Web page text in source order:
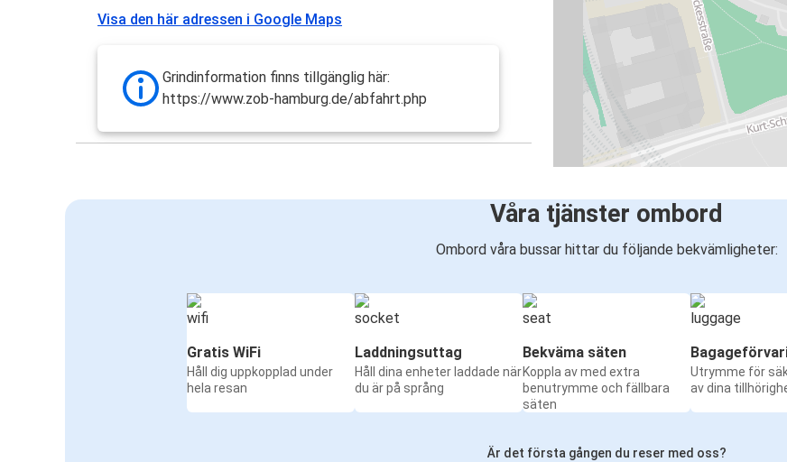
Visa den här adressen i Google Maps
Grindinformation finns tillgänglig här:
https://www.zob-hamburg.de/abfahrt.php
Våra tjänster ombord
Ombord våra bussar hittar du följande bekvämligheter:
Gratis WiFi
Håll dig uppkopplad under
hela resan
Laddningsuttag
Håll dina enheter laddade när
du är på språng
Bekväma säten
Koppla av med extra
benutrymme och fällbara
säten
Utrymme för
av dina
Är det första gången du reser med oss?